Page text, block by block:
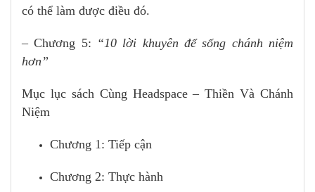
có thể làm được điều đó.
– Chương 5: “10 lời khuyên để sống chánh niệm
hơn”
Mục lục sách Cùng Headspace – Thiền Và Chánh
Niệm
Chương 1: Tiếp cận
Chương 2: Thực hành